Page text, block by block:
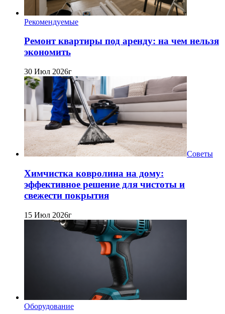
Рекомендуемые
Ремонт квартиры под аренду: на чем нельзя
экономить
30 Июл 2026г
Советы
Химчистка ковролина на дому:
эффективное решение для чистоты и
свежести покрытия
15 Июл 2026г
Оборудование